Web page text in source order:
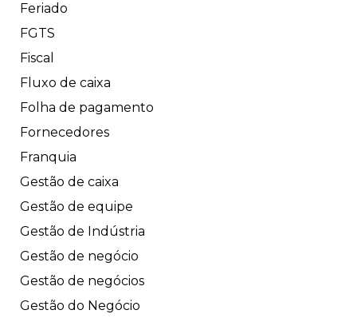
Feriado
FGTS
Fiscal
Fluxo de caixa
Folha de pagamento
Fornecedores
Franquia
Gestão de caixa
Gestão de equipe
Gestão de Indústria
Gestão de negócio
Gestão de negócios
Gestão do Negócio